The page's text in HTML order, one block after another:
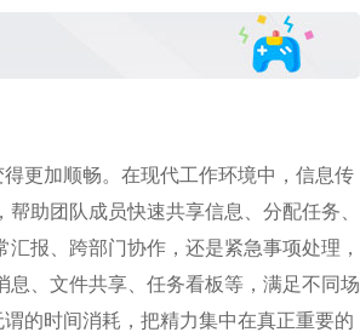
更加顺畅。在现代工作环境中，信息传
助团队成员快速共享信息、分配任务、
报、跨部门协作，还是紧急事项处理，
、文件共享、任务看板等，满足不同场
的时间消耗，把精力集中在真正重要的